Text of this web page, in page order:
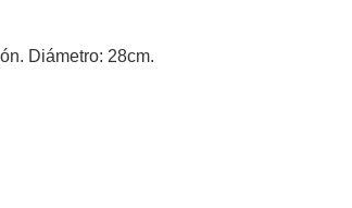
Diámetro: 28cm.